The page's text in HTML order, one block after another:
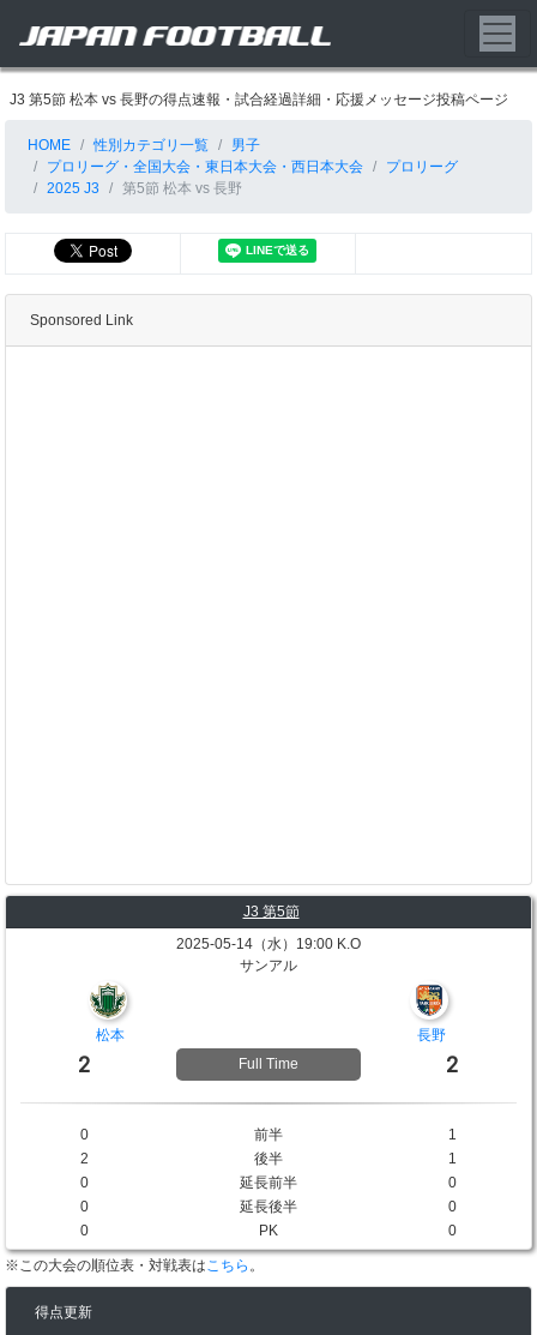
J3 第5節 松本 vs 長野の得点速報・試合経過詳細・応援メッセージ投稿ページ
HOME 性別カテゴリ一覧
男子
プロリーグ・全国大会・東日本大会・西日本大会
プロリーグ
2025 J3
第5節 松本 vs 長野
Sponsored Link
J3 第5節
2025-05-14（水）19:00 K.O
サンアル
松本 長野
2 Full Time 2
0 前半
1
2
後半
1
0
延長前半
0
0
延長後半
0
0
PK 0
※この大会の順位表・対戦表はこちら 。
得点更新